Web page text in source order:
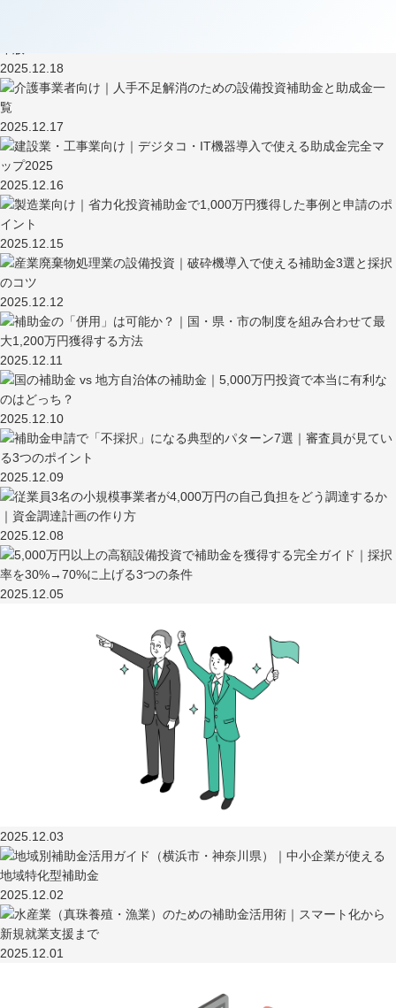
2025.12.18
2025.12.17
2025.12.16
2025.12.15
2025.12.12
2025.12.11
2025.12.10
2025.12.09
2025.12.08
2025.12.05
2025.12.03
2025.12.02
2025.12.01